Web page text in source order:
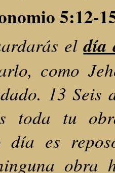
5:12-
eldía
como
13 Seis
toda tu
día es
obra